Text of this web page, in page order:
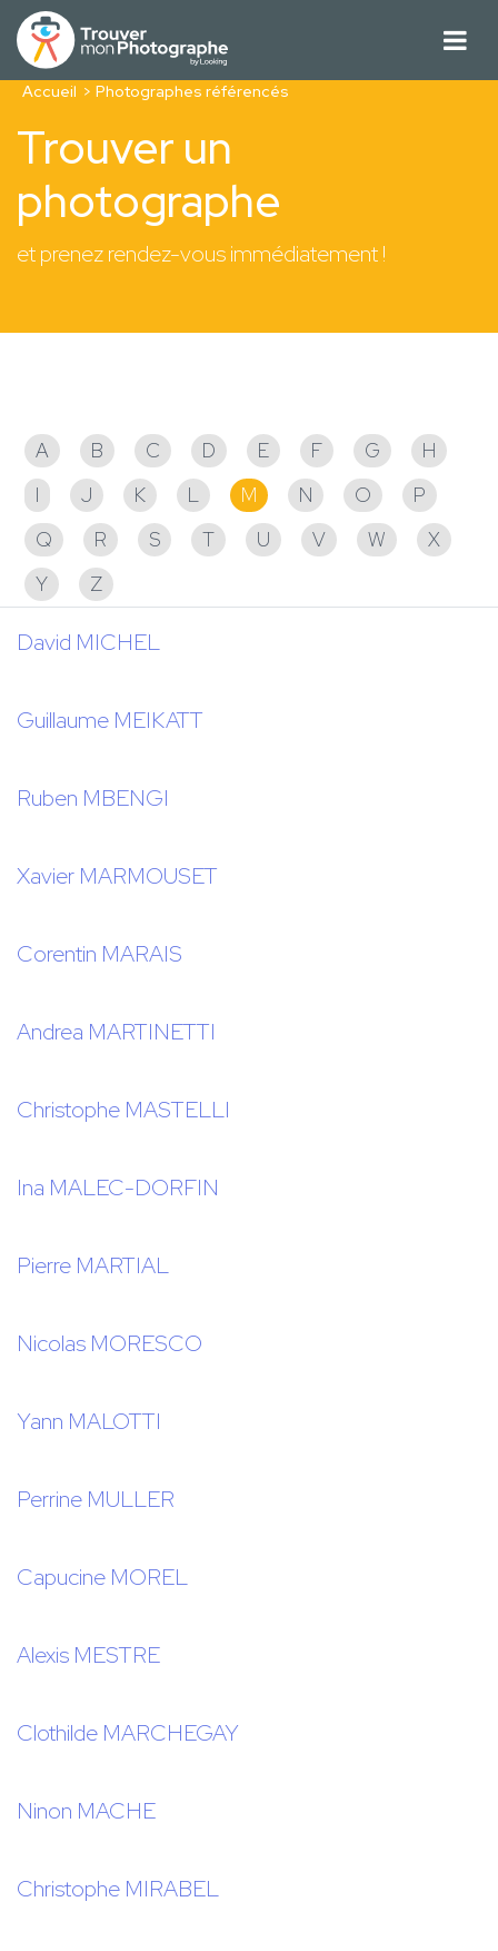
Accueil Photographes référencés
Trouver un
photographe
et prenez rendez-vous immédiatement !
A B C D E F G
H
I
J K L M N O
P
Q
R S T U V W
X
Y
Z
David MICHEL
Guillaume MEIKATT
Ruben MBENGI
Xavier MARMOUSET
Corentin MARAIS
Andrea MARTINETTI
Christophe MASTELLI
Ina MALEC-DORFIN
Pierre MARTIAL
Nicolas MORESCO
Yann MALOTTI
Perrine MULLER
Capucine MOREL
Alexis MESTRE
Clothilde MARCHEGAY
Ninon MACHE
Christophe MIRABEL